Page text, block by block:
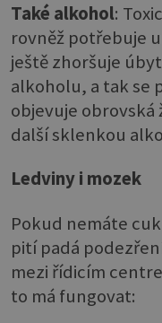
Také alkohol:
rovněž potřebuje
ještě zhoršuje
alkoholu, a tak se
objevuje obrovská
další sklenkou
Ledviny i mozek
Pokud nemáte
pití padá
mezi řídicím
to má fungovat: